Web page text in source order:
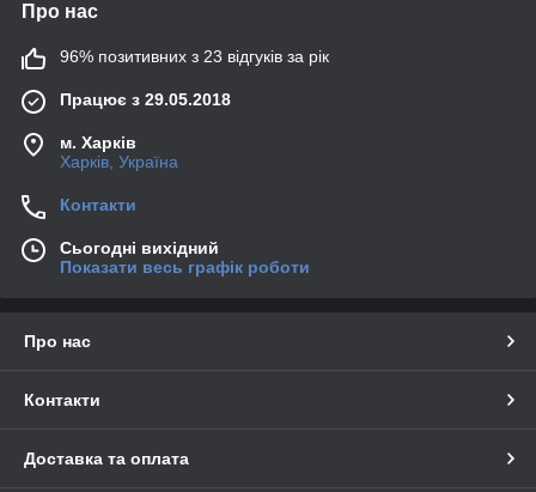
Про нас
96% позитивних з 23 відгуків за рік
Працює з 29.05.2018
м. Харків
Харків, Україна
Контакти
Сьогодні вихідний
Показати весь графік роботи
Про нас
Контакти
Доставка та оплата